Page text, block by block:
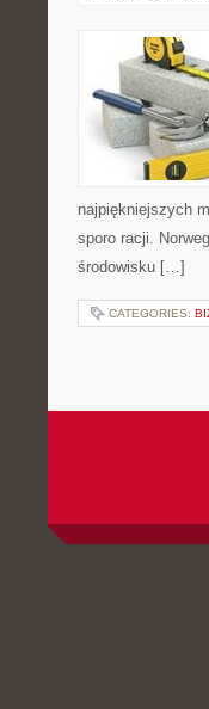
najpiękniejszych
sporo racji.
środowisku […]
CATEGORIES: